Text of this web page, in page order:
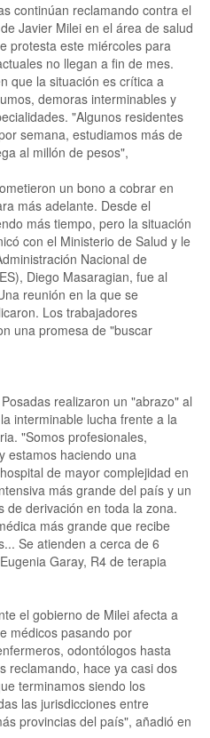
continúan reclamando contra el
Javier Milei en el área de salud
protesta este miércoles para
no llegan a fin de mes.
que la situación es crítica a
demoras interminables y
"Algunos residentes
semana, estudiamos más de
al millón de pesos",
un bono a cobrar en
más adelante. Desde el
más tiempo, pero la situación
con el Ministerio de Salud y le
Nacional de
Diego Masaragian, fue al
reunión en la que se
Los trabajadores
una promesa de "buscar
realizaron un "abrazo" al
interminable lucha frente a la
"Somos profesionales,
estamos haciendo una
de mayor complejidad en
más grande del país y un
de derivación en toda la zona.
más grande que recibe
Se atienden a cerca de 6
Garay, R4 de terapia
el gobierno de Milei afecta a
médicos pasando por
odontólogos hasta
reclamando, hace ya casi dos
terminamos siendo los
las jurisdicciones entre
provincias del país", añadió en